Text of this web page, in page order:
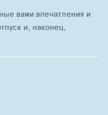
вами впечатления и
и, наконец,